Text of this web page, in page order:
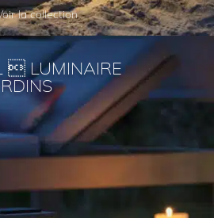
la collection
 LUMINAIRE